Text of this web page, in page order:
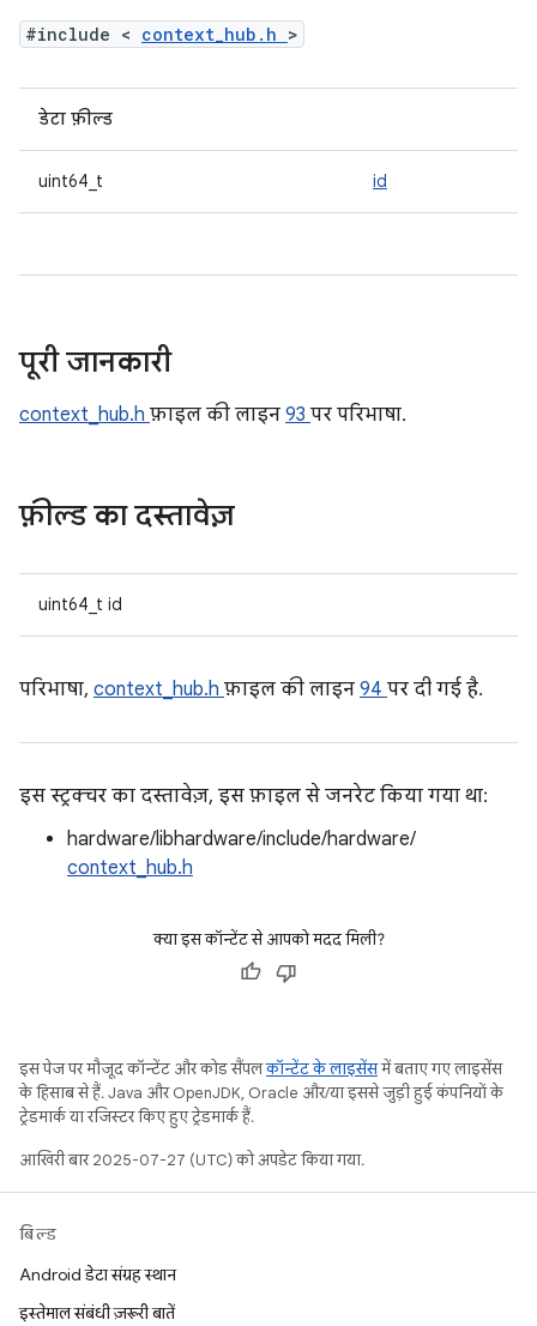
#include < context_hub.h >
डेटा फ़ील्ड
uint64_t id
पूरी जानकारी
context_hub.h फ़ाइल की लाइन 93 पर परिभाषा.
फ़ील्ड का दस्तावेज़
uint64_t id
परिभाषा, context_hub.h फ़ाइल की लाइन 94 पर दी गई है.
इस स्ट्रक्चर का दस्तावेज़, इस फ़ाइल से जनरेट किया गया था:
hardware/libhardware/include/hardware/
context_hub.h
क्या इस कॉन्टेंट से आपको मदद मिली?
इस पेज पर मौजूद कॉन्टेंट और कोड सैंपलकॉन्टेंट के लाइसेंसमें बताए गए लाइसेंस
के हिसाब से हैं. Java और OpenJDK, Oracle और/या इससे जुड़ी हुई कंपनियों के
ट्रेडमार्क या रजिस्टर किए हुए ट्रेडमार्क हैं.
आखिरी बार 2025-07-27 (UTC) को अपडेट किया गया.
बिल्ड
Android डेटा संग्रह स्थान
इस्तेमाल संबंधी ज़रूरी बातें